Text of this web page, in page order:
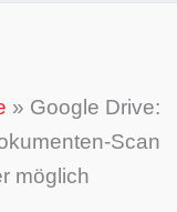
» Google Drive:
Scan
möglich